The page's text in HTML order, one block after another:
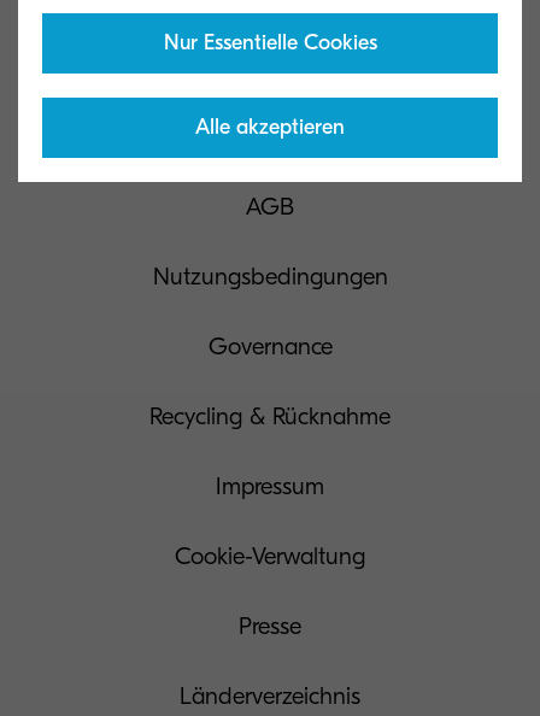
Kontakt
Datenschutzhinweise
AGB
Nutzungsbedingungen
Governance
Recycling & Rücknahme
Impressum
Cookie-Verwaltung
Presse
Länderverzeichnis
Nur Essentielle Cookies
Alle akzeptieren